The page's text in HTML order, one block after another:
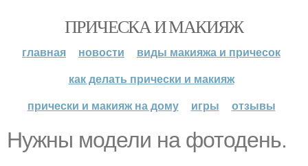
ПРИЧЕСКА И МАКИЯЖ
главная новости
виды макияжа и причесок
как делать прически и макияж
прически и макияж на дому
игры отзывы
Нужны модели на фотодень.